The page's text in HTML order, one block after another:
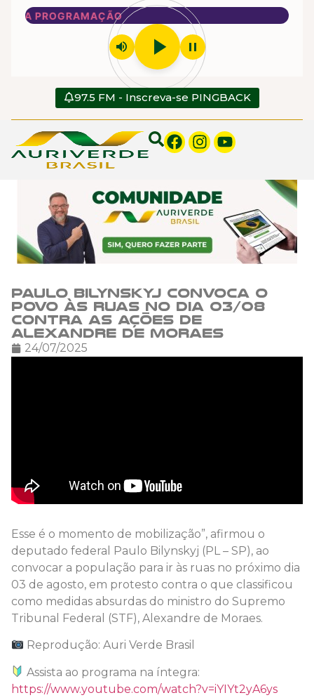
PROGRAMAÇÃO
volume_up play_arrow pause
97.5 FM - Inscreva-se PINGBACK
Paulo Bilynskyj convoca o
povo às ruas no dia 03/08
contra as ações de
Alexandre de Moraes
24/07/2025
Esse é o momento de mobilização”, afirmou o
deputado federal Paulo Bilynskyj (PL – SP), ao
convocar a população para ir às ruas no próximo dia
03 de agosto, em protesto contra o que classificou
como medidas absurdas do ministro do Supremo
Tribunal Federal (STF), Alexandre de Moraes.
Reprodução: Auri Verde Brasil
Assista ao programa na íntegra:
https://www.youtube.com/watch?v=iYIYt2yA6ys